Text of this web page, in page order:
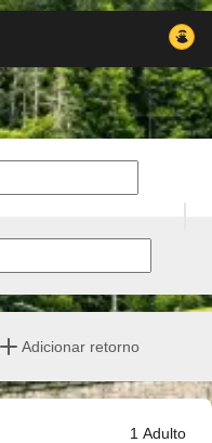
Adicionar retorno
1 Adulto